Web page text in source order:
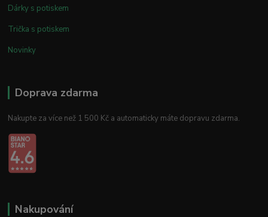
Dárky s potiskem
Trička s potiskem
Novinky
Doprava zdarma
Nakupte za více než 1 500 Kč a automaticky máte dopravu zdarma.
Nakupování